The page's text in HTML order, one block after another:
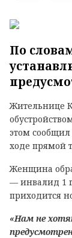
По
Жительнице
этом
ходе прямой
Женщина
— инвалид 1
приходится
«Нам не